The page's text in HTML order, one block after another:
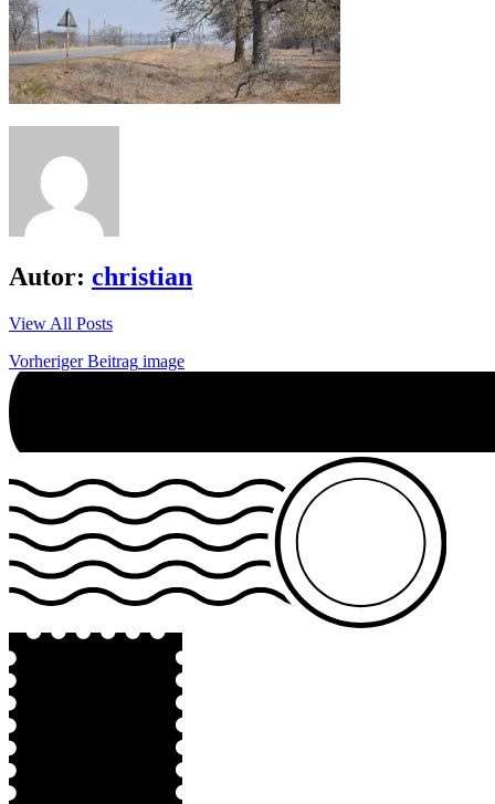
Autor: christian
View All Posts
Beitrags-
Navigation
Vorheriger Beitrag image